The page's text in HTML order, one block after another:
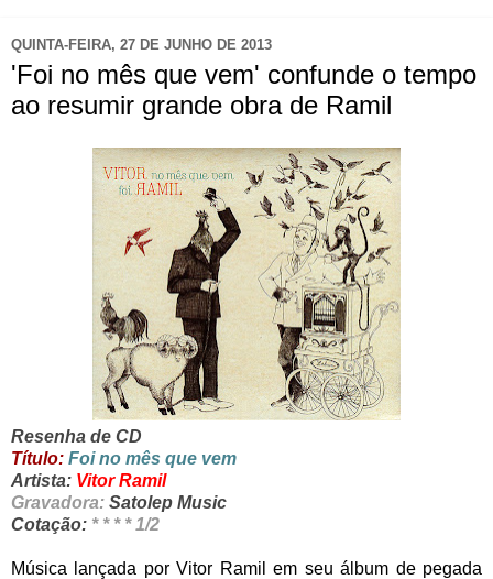
QUINTA-FEIRA, 27 DE JUNHO DE 2013
'Foi no mês que vem' confunde o tempo
ao resumir grande obra de Ramil
Resenha de CD
Título: Foi no mês que vem
Artista: Vitor Ramil
Gravadora: Satolep Music
Cotação: * * * * 1/2
Música lançada por Vitor Ramil em seu álbum de pegada